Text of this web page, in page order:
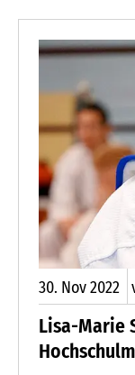
30. Nov2022
Lisa-Marie